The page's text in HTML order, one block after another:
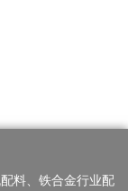
料、铁合金行业配